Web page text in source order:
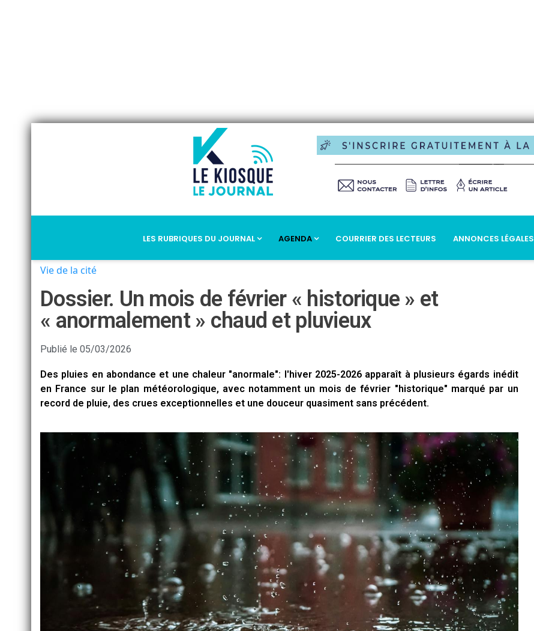
LES RUBRIQUES DU JOURNAL AGENDA COURRIER DES LECTEURS ANNONCES LÉGALES
Vie de la cité
Dossier. Un mois de février « historique » et
« anormalement » chaud et pluvieux
Publié le 05/03/2026
Des pluies en abondance et une chaleur "anormale": l'hiver 2025-2026 apparaît à plusieurs égards inédit
en France sur le plan météorologique, avec notamment un mois de février "historique" marqué par un
record de pluie, des crues exceptionnelles et une douceur quasiment sans précédent.